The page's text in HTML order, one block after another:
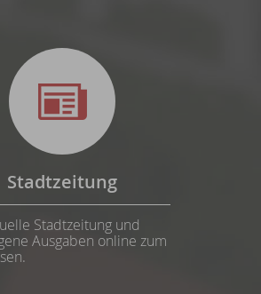
Stadtzeitung
Stadtzeitung und
Ausgaben online zum